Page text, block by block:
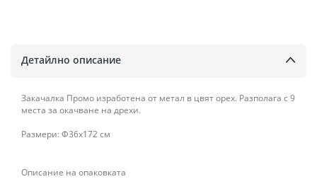
Детайлно описание
Закачалка Промо изработена от метал в цвят орех. Разполага с 9
места за окачване на дрехи.
Размери: Ф36х172 см
Описание на опаковката